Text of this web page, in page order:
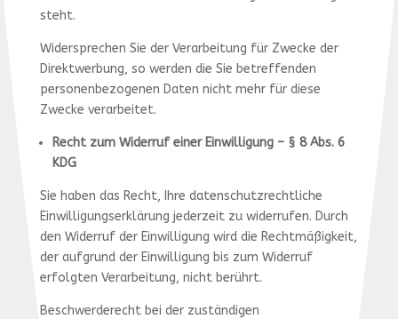
steht.
Widersprechen Sie der Verarbeitung für Zwecke der
Direktwerbung, so werden die Sie betreffenden
personenbezogenen Daten nicht mehr für diese
Zwecke verarbeitet.
Recht zum Widerruf einer Einwilligung – § 8 Abs. 6
KDG
Sie haben das Recht, Ihre datenschutzrechtliche
Einwilligungserklärung jederzeit zu widerrufen. Durch
den Widerruf der Einwilligung wird die Rechtmäßigkeit,
der aufgrund der Einwilligung bis zum Widerruf
erfolgten Verarbeitung, nicht berührt.
Beschwerderecht bei der zuständigen